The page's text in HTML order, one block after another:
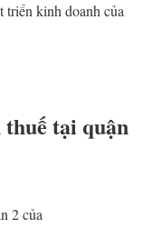
triển kinh doanh của
thuế tại quận
2 của